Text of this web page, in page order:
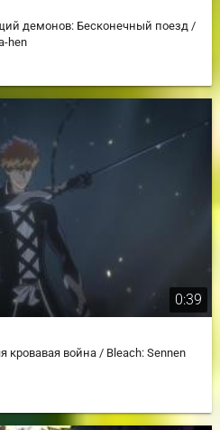
демонов: Бесконечный поезд /
hen
0:39
кровавая война / Bleach: Sennen